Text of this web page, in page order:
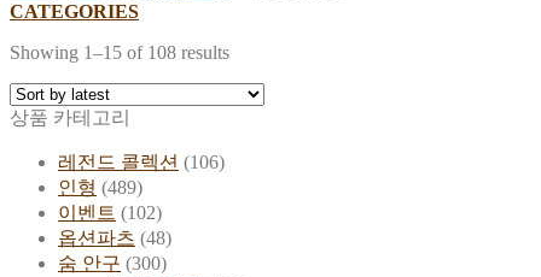
CATEGORIES
Showing 1–15 of 108 results
상품 카테고리
레전드 콜렉션 (106)
인형 (489)
이벤트 (102)
옵션파츠 (48)
숨 안구 (300)